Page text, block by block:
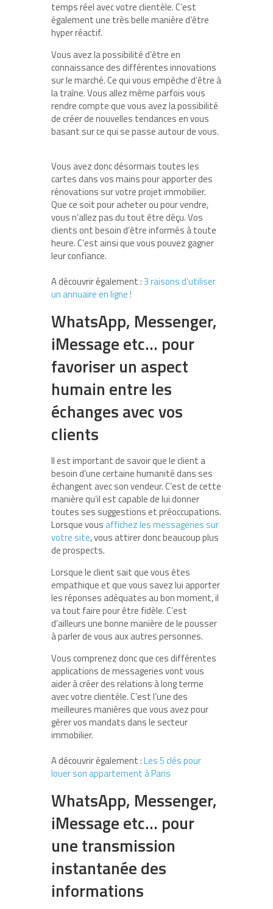
temps réel avec votre clientèle. C’est
également une très belle manière d’être
hyper réactif.
Vous avez la possibilité d’être en
connaissance des différentes innovations
sur le marché. Ce qui vous empêche d’être à
la traîne. Vous allez même parfois vous
rendre compte que vous avez la possibilité
de créer de nouvelles tendances en vous
basant sur ce qui se passe autour de vous.
Vous avez donc désormais toutes les
cartes dans vos mains pour apporter des
rénovations sur votre projet immobilier.
Que ce soit pour acheter ou pour vendre,
vous n’allez pas du tout être déçu. Vos
clients ont besoin d’être informés à toute
heure. C’est ainsi que vous pouvez gagner
leur confiance.
A découvrir également :3 raisons d’utiliser
un annuaire en ligne !
WhatsApp, Messenger,
iMessage etc… pour
favoriser un aspect
humain entre les
échanges avec vos
clients
Il est important de savoir que le client a
besoin d’une certaine humanité dans ses
échangent avec son vendeur. C’est de cette
manière qu’il est capable de lui donner
toutes ses suggestions et préoccupations.
Lorsque vousaffichez les messageries sur
votre site, vous attirer donc beaucoup plus
de prospects.
Lorsque le client sait que vous êtes
empathique et que vous savez lui apporter
les réponses adéquates au bon moment, il
va tout faire pour être fidèle. C’est
d’ailleurs une bonne manière de le pousser
à parler de vous aux autres personnes.
Vous comprenez donc que ces différentes
applications de messageries vont vous
aider à créer des relations à long terme
avec votre clientèle. C’est l’une des
meilleures manières que vous avez pour
gérer vos mandats dans le secteur
immobilier.
A découvrir également :Les 5 clés pour
louer son appartement à Paris
WhatsApp, Messenger,
iMessage etc… pour
une transmission
instantanée des
informations